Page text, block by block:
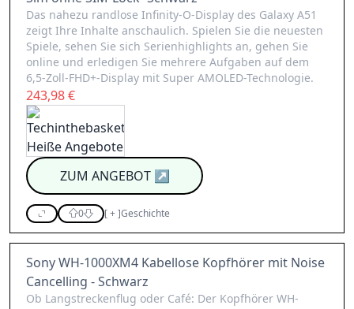
Das nahezu randlose Infinity-O-Display des Galaxy A51
zeigt Ihre Inhalte anschaulich. Spielen Sie die neuesten
Spiele, sehen Sie sich Serienhighlights an, gehen Sie
online und erledigen Sie mehrere Aufgaben auf dem
6,5-Zoll-FHD+-Display mit Super AMOLED-Technologie.
243,98 €
ZUM ANGEBOT↗
0 [+]Geschichte
Sony WH-1000XM4 Kabellose Kopfhörer mit Noise
Cancelling - Schwarz
Ob Langstreckenflug oder Café: Der Kopfhörer WH-